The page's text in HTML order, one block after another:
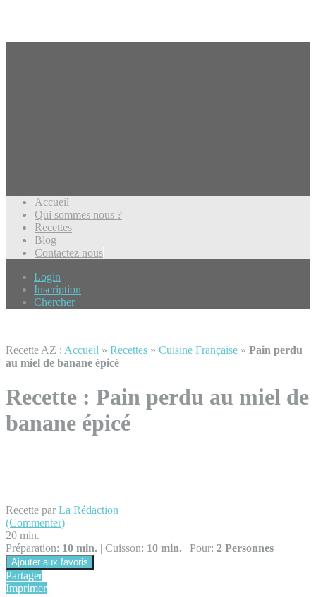
Accueil
Qui sommes nous ?
Recettes
Blog
Contactez nous
Login
Inscription
Chercher
Recette AZ : Accueil » Recettes » Cuisine Française » Pain perdu
au miel de banane épicé
Recette : Pain perdu au miel de
banane épicé
Recette par La Rédaction
(Commenter)
20 min.
Préparation: 10 min. | Cuisson: 10 min. | Pour: 2 Personnes
Ajouter aux favoris
Partager
Imprimer